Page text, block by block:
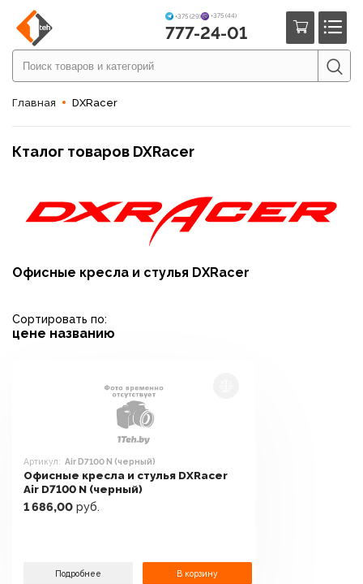
+375 (29) +375 (44)
777-24-01
Главная DXRacer
Кталог товаров DXRacer
Офисные кресла и стулья DXRacer
Сортировать по:
цене названию
Артикул: Air D7100 N (черный)
Офисные кресла и стулья DXRacer
Air D7100 N (черный)
1 686,00 руб.
Подробнее В корзину